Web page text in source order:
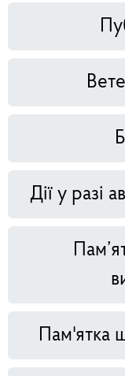
Дії у разі
Пам'ятка